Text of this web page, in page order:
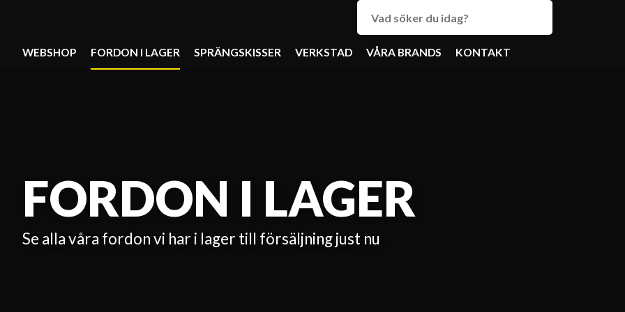
WEBSHOP FORDON I LAGER SPRÄNGSKISSER VERKSTAD VÅRA BRANDS KONTAKT
FORDON I LAGER
Se alla våra fordon vi har i lager till försäljning just nu